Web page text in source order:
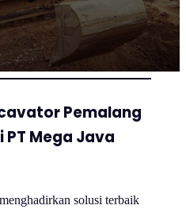
Pemalang
Mega Java
solusi terbaik